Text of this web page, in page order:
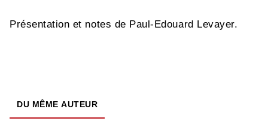
Présentation et notes de Paul-Edouard Levayer.
DU MÊME AUTEUR